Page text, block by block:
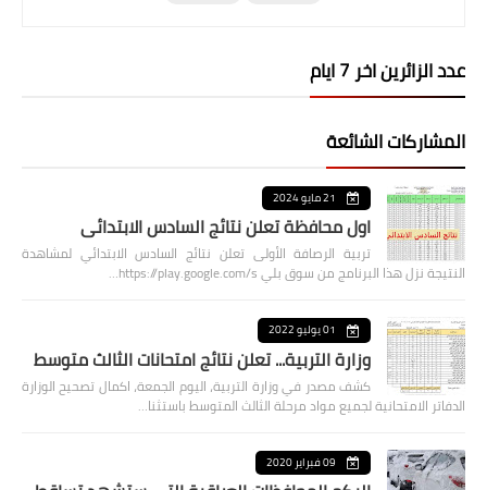
عدد الزائرين اخر 7 ايام
المشاركات الشائعة
21 مايو 2024
اول محافظة تعلن نتائج السادس الابتدائي
تربية الرصافة الأولى تعلن نتائج السادس الابتدائي لمشاهدة
النتيجة نزل هذا البرنامج من سوق بلي https://play.google.com/s…
01 يوليو 2022
وزارة التربية... تعلن نتائج امتحانات الثالث متوسط
كشف مصدر في وزارة التربية، اليوم الجمعة، اكمال تصحيح الوزارة
الدفاتر الامتحانية لجميع مواد مرحلة الثالث المتوسط باستثنا…
09 فبراير 2020